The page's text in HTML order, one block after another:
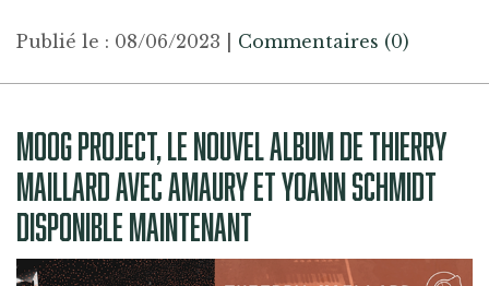
Publié le : 08/06/2023 Commentaires (0)
MOOG PROJECT, LE NOUVEL ALBUM DE THIERRY
MAILLARD AVEC AMAURY ET YOANN SCHMIDT
DISPONIBLE MAINTENANT